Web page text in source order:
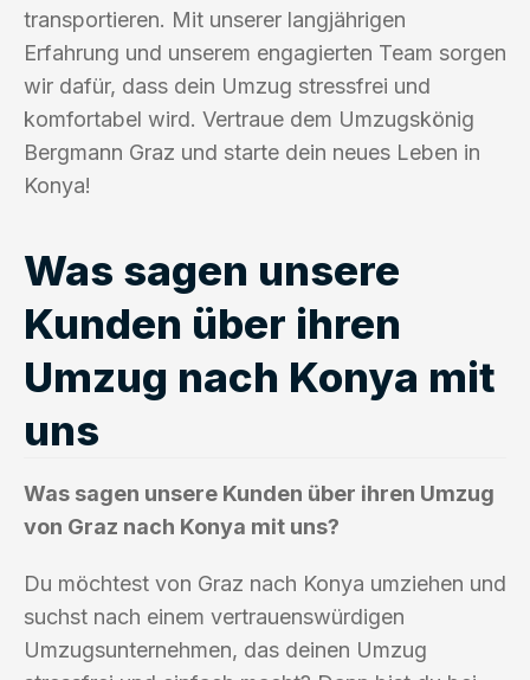
transportieren. Mit unserer langjährigen
Erfahrung und unserem engagierten Team sorgen
wir dafür, dass dein Umzug stressfrei und
komfortabel wird. Vertraue dem Umzugskönig
Bergmann Graz und starte dein neues Leben in
Konya!
Was sagen unsere
Kunden über ihren
Umzug nach Konya mit
uns
Was sagen unsere Kunden über ihren Umzug
von Graz nach Konya mit uns?
Du möchtest von Graz nach Konya umziehen und
suchst nach einem vertrauenswürdigen
Umzugsunternehmen, das deinen Umzug